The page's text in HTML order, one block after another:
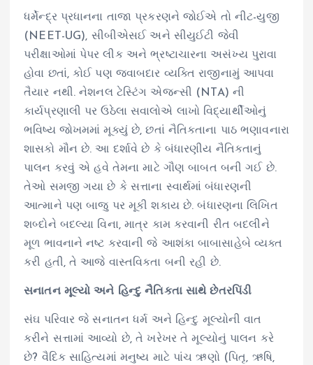
ધર્મેન્દ્ર પ્રધાનના તાજા પ્રકરણને જોઈએ તો નીટ-યુજી
(NEET-UG), સીબીએસઈ અને સીયુઈટી જેવી
પરીક્ષાઓમાં પેપર લીક અને ભ્રષ્ટાચારના અસંખ્ય પુરાવા
હોવા છતાં, કોઈ પણ જવાબદાર વ્યક્તિ રાજીનામું આપવા
તૈયાર નથી. નેશનલ ટેસ્ટિંગ એજન્સી (NTA) ની
કાર્યપ્રણાલી પર ઉઠેલા સવાલોએ લાખો વિદ્યાર્થીઓનું
ભવિષ્ય જોખમમાં મૂક્યું છે, છતાં નૈતિકતાના પાઠ ભણાવનારા
શાસકો મૌન છે. આ દર્શાવે છે કે બંધારણીય નૈતિકતાનું
પાલન કરવું એ હવે તેમના માટે ગૌણ બાબત બની ગઈ છે.
તેઓ સમજી ગયા છે કે સત્તાના સ્વાર્થમાં બંધારણની
આત્માને પણ બાજુ પર મૂકી શકાય છે. બંધારણના લિખિત
શબ્દોને બદલ્યા વિના, માત્ર કામ કરવાની રીત બદલીને
મૂળ ભાવનાને નષ્ટ કરવાની જે આશંકા બાબાસાહેબે વ્યક્ત
કરી હતી, તે આજે વાસ્તવિકતા બની રહી છે.
સનાતન મૂલ્યો અને હિન્દુ નૈતિકતા સાથે છેતરપિંડી
સંઘ પરિવાર જે સનાતન ધર્મ અને હિન્દુ મૂલ્યોની વાત
કરીને સત્તામાં આવ્યો છે, તે ખરેખર તે મૂલ્યોનું પાલન કરે
છે? વૈદિક સાહિત્યમાં મનુષ્ય માટે પાંચ ઋણો (પિતૃ, ઋષિ,